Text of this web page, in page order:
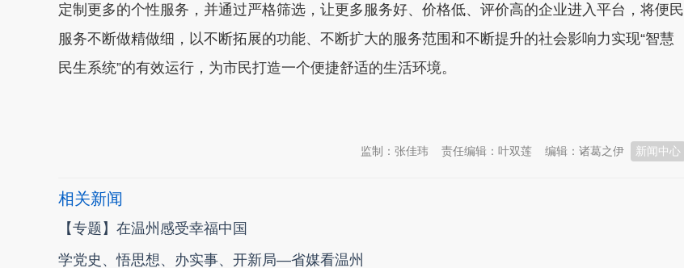
定制更多的个性服务，并通过严格筛选，让更多服务好、价格低、评价高的企业进入平台，将便民
服务不断做精做细，以不断拓展的功能、不断扩大的服务范围和不断提升的社会影响力实现“智慧
民生系统”的有效运行，为市民打造一个便捷舒适的生活环境。
新闻中心
编辑：诸葛之伊
责任编辑：叶双莲
监制：张佳玮
相关新闻
【专题】在温州感受幸福中国
学党史、悟思想、办实事、开新局—省媒看温州